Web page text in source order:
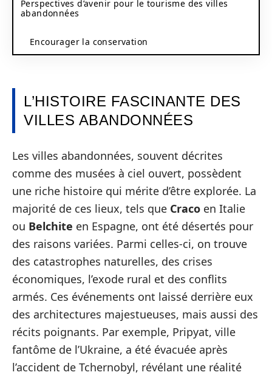
Perspectives d’avenir pour le tourisme des villes
abandonnées
Encourager la conservation
L’HISTOIRE FASCINANTE DES
VILLES ABANDONNÉES
Les villes abandonnées, souvent décrites
comme des musées à ciel ouvert, possèdent
une riche histoire qui mérite d’être explorée. La
majorité de ces lieux, tels que Craco en Italie
ou Belchite en Espagne, ont été désertés pour
des raisons variées. Parmi celles-ci, on trouve
des catastrophes naturelles, des crises
économiques, l’exode rural et des conflits
armés. Ces événements ont laissé derrière eux
des architectures majestueuses, mais aussi des
récits poignants. Par exemple, Pripyat, ville
fantôme de l’Ukraine, a été évacuée après
l’accident de Tchernobyl, révélant une réalité